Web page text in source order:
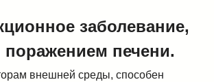
заболевание,
печени.
внешней среды, способен